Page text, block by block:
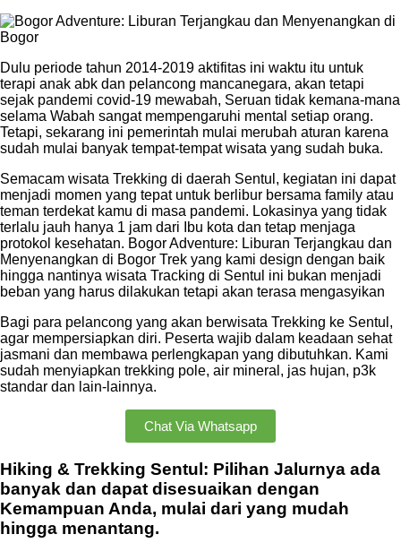
Dulu periode tahun 2014-2019 aktifitas ini waktu itu untuk
terapi anak abk dan pelancong mancanegara, akan tetapi
sejak pandemi covid-19 mewabah, Seruan tidak kemana-mana
selama Wabah sangat mempengaruhi mental setiap orang.
Tetapi, sekarang ini pemerintah mulai merubah aturan karena
sudah mulai banyak tempat-tempat wisata yang sudah buka.
Semacam wisata Trekking di daerah Sentul, kegiatan ini dapat
menjadi momen yang tepat untuk berlibur bersama family atau
teman terdekat kamu di masa pandemi. Lokasinya yang tidak
terlalu jauh hanya 1 jam dari Ibu kota dan tetap menjaga
protokol kesehatan. Bogor Adventure: Liburan Terjangkau dan
Menyenangkan di Bogor Trek yang kami design dengan baik
hingga nantinya wisata Tracking di Sentul ini bukan menjadi
beban yang harus dilakukan tetapi akan terasa mengasyikan
Bagi para pelancong yang akan berwisata Trekking ke Sentul,
agar mempersiapkan diri. Peserta wajib dalam keadaan sehat
jasmani dan membawa perlengkapan yang dibutuhkan. Kami
sudah menyiapkan trekking pole, air mineral, jas hujan, p3k
standar dan lain-lainnya.
Chat Via Whatsapp
Hiking & Trekking Sentul: Pilihan Jalurnya ada
banyak dan dapat disesuaikan dengan
Kemampuan Anda, mulai dari yang mudah
hingga menantang.